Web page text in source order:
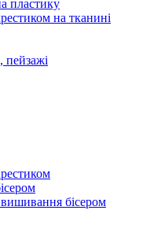
пластику
на тканині
пейзажі
бісером